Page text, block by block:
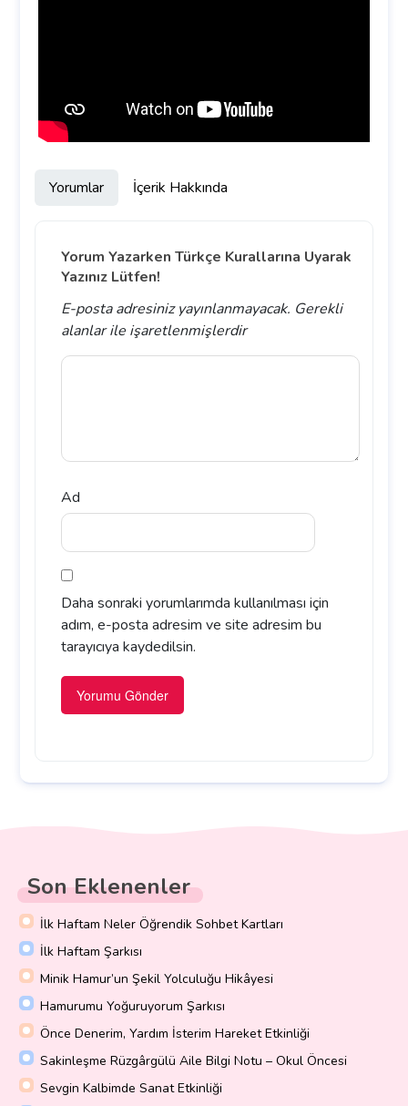
Yorumlar İçerik Hakkında
Yorum Yazarken Türkçe Kurallarına Uyarak
Yazınız Lütfen!
E-posta adresiniz yayınlanmayacak. Gerekli
alanlarile işaretlenmişlerdir
Ad
Daha sonraki yorumlarımda kullanılması için
adım, e-posta adresim ve site adresim bu
tarayıcıya kaydedilsin.
Son Eklenenler
İlk Haftam Neler Öğrendik Sohbet Kartları
İlk Haftam Şarkısı
Minik Hamur’un Şekil Yolculuğu Hikâyesi
Hamurumu Yoğuruyorum Şarkısı
Önce Denerim, Yardım İsterim Hareket Etkinliği
Sakinleşme Rüzgârgülü Aile Bilgi Notu – Okul Öncesi
Sevgin Kalbimde Sanat Etkinliği